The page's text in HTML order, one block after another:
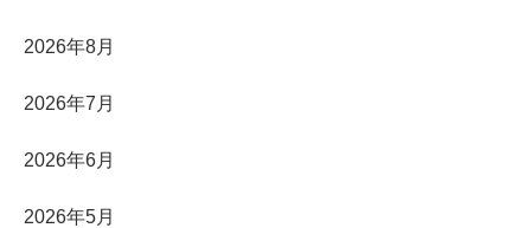
2026年8月
2026年7月
2026年6月
2026年5月